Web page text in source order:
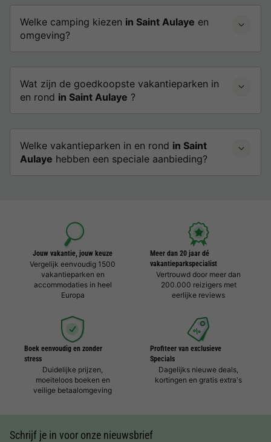
Welke camping kiezen in Saint Aulaye en
omgeving?
Wat zijn de goedkoopste vakantieparken in
en rond in Saint Aulaye ?
Welke vakantieparken in en rond in Saint
Aulaye hebben een speciale aanbieding?
Jouw vakantie, jouw keuze
Vergelijk eenvoudig 1500
vakantieparken en
accommodaties in heel
Europa
Meer dan 20 jaar dé
vakantieparkspecialist
Vertrouwd door meer dan
200.000 reizigers met
eerlijke reviews
Boek eenvoudig en zonder
stress
Duidelijke prijzen,
moeiteloos boeken en
veilige betaalomgeving
Profiteer van exclusieve
Specials
Dagelijks nieuwe deals,
kortingen en gratis extra's
Schrijf je in voor onze nieuwsbrief